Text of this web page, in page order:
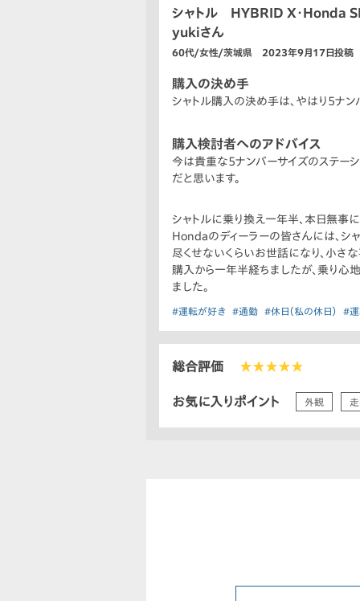
シャトル HYBRID X・Honda
yukiさん
60代/女性/茨城県 2023年9月17日投稿
購入の決め手
シャトル購入の決め手は、やはり5ナン
購入検討者へのアドバイス
今は貴重な5ナンバーサイズのステー
だと思います。
シャトルに乗り換え一年半、本日無事
Hondaのディーラーの皆さんには、シ
尽くせないくらいお世話になり、小さ
購入から一年半経ちましたが、乗り心
ました。
#運転が好き #通勤 #休日（私の休日） #運
総合評価 ★★★★★
お気に入りポイント 外観